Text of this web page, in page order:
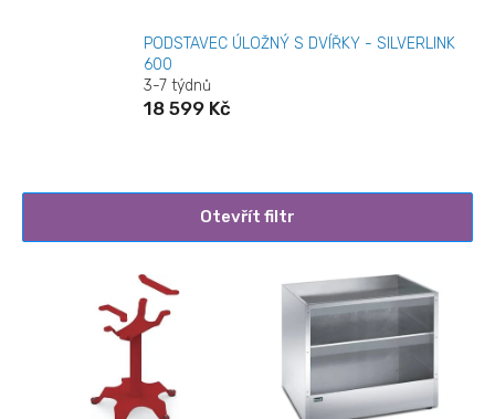
PODSTAVEC ÚLOŽNÝ S DVÍŘKY - SILVERLINK
600
3-7 týdnů
18 599 Kč
Otevřít filtr